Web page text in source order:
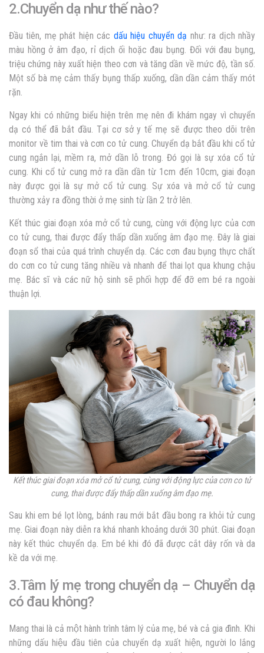
2.Chuyển dạ như thế nào?
Đầu tiên, mẹ phát hiện các dấu hiệu chuyển dạ như: ra dịch nhầy
màu hồng ở âm đạo, rỉ dịch ối hoặc đau bụng. Đối với đau bụng,
triệu chứng này xuất hiện theo cơn và tăng dần về mức độ, tần số.
Một số bà mẹ cảm thấy bụng thấp xuống, dần dần cảm thấy mót
rặn.
Ngay khi có những biểu hiện trên mẹ nên đi khám ngay vì chuyển
dạ có thể đã bắt đầu. Tại cơ sở y tế mẹ sẽ được theo dõi trên
monitor về tim thai và cơn co tử cung. Chuyển dạ bắt đầu khi cổ tử
cung ngắn lại, mềm ra, mở dần lỗ trong. Đó gọi là sự xóa cổ tử
cung. Khi cổ tử cung mở ra dần dần từ 1cm đến 10cm, giai đoạn
này được gọi là sự mở cổ tử cung. Sự xóa và mở cổ tử cung
thường xảy ra đồng thời ở mẹ sinh từ lần 2 trở lên.
Kết thúc giai đoạn xóa mở cổ tử cung, cùng với động lực của cơn
co tử cung, thai được đẩy thấp dần xuống âm đạo mẹ. Đây là giai
đoạn sổ thai của quá trình chuyển dạ. Các cơn đau bụng thực chất
do cơn co tử cung tăng nhiều và nhanh để thai lọt qua khung chậu
mẹ. Bác sĩ và các nữ hộ sinh sẽ phối hợp để đỡ em bé ra ngoài
thuận lợi.
Kết thúc giai đoạn xóa mở cổ tử cung, cùng với động lực của cơn co tử
cung, thai được đẩy thấp dần xuống âm đạo mẹ.
Sau khi em bé lọt lòng, bánh rau mới bắt đầu bong ra khỏi tử cung
mẹ. Giai đoạn này diễn ra khá nhanh khoảng dưới 30 phút. Giai đoạn
này kết thúc chuyển dạ. Em bé khi đó đã được cắt dây rốn và da
kề da với mẹ.
3.Tâm lý mẹ trong chuyển dạ – Chuyển dạ
có đau không?
Mang thai là cả một hành trình tâm lý của mẹ, bé và cả gia đình. Khi
những dấu hiệu đầu tiên của chuyển dạ xuất hiện, người lo lắng